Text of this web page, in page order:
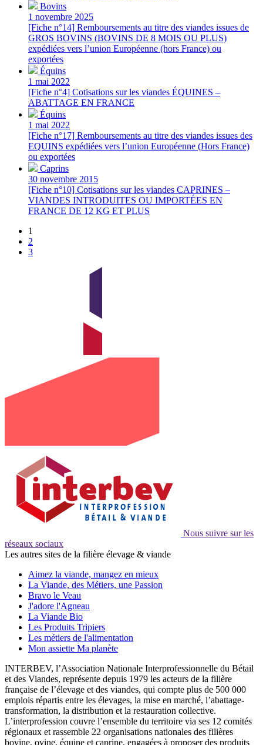
Bovins
1 novembre 2025
[Fiche n°14] Remboursements au titre des viandes issues de
GROS BOVINS (BOVINS DE 8 MOIS OU PLUS)
expédiées vers l’union Européenne (hors France) ou
exportées
Équins
1 mai 2022
[Fiche n°4] Cotisations sur les viandes ÉQUINES –
ABATTAGE EN FRANCE
Équins
1 mai 2022
[Fiche n°17] Remboursements au titre des viandes issues des
EQUINS expédiées vers l’union Européenne (Hors France)
ou exportées
Caprins
30 novembre 2015
[Fiche n°10] Cotisations sur les viandes CAPRINES –
VIANDES INTRODUITES OU IMPORTÉES EN
FRANCE DE 12 KG ET PLUS
1
2
3
Nous suivre sur les
réseaux sociaux
Les autres sites de la filière élevage & viande
Aimez la viande, mangez en mieux
La Viande, des Métiers, une Passion
Bravo le Veau
J'adore l'Agneau
La Viande Bio
Les Produits Tripiers
Les métiers de l'alimentation
Mon assiette Ma planète
INTERBEV, l’Association Nationale Interprofessionnelle du Bétail
et des Viandes, représente depuis 1979 les acteurs de la filière
française de l’élevage et des viandes, qui compte plus de 500 000
emplois répartis entre les élevages, la mise en marché, l’abattage-
transformation, la distribution et la restauration collective.
L’interprofession couvre l’ensemble du territoire via ses 12 comités
régionaux et rassemble 22 organisations nationales des filières
bovine, ovine, équine et caprine, engagées à proposer des produits